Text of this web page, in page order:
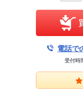
電話で
受付時